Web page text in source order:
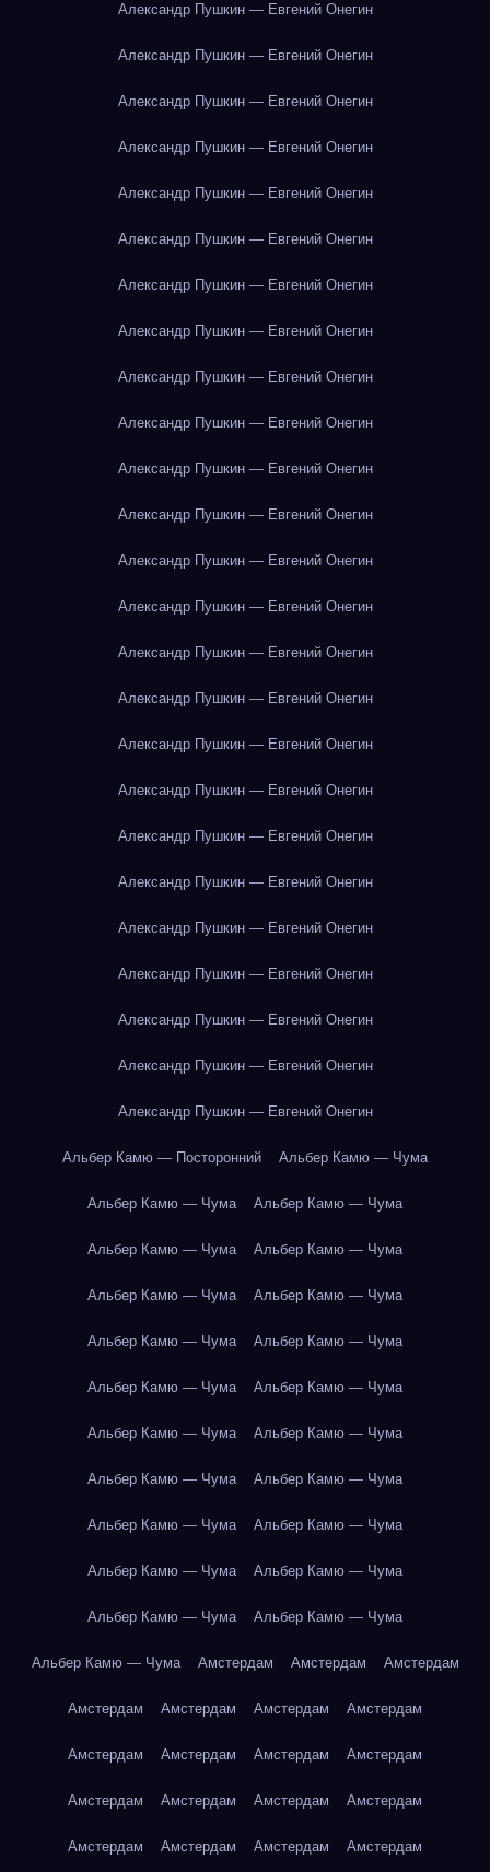
Александр Пушкин — Евгений Онегин
Александр Пушкин — Евгений Онегин
Александр Пушкин — Евгений Онегин
Александр Пушкин — Евгений Онегин
Александр Пушкин — Евгений Онегин
Александр Пушкин — Евгений Онегин
Александр Пушкин — Евгений Онегин
Александр Пушкин — Евгений Онегин
Александр Пушкин — Евгений Онегин
Александр Пушкин — Евгений Онегин
Александр Пушкин — Евгений Онегин
Александр Пушкин — Евгений Онегин
Александр Пушкин — Евгений Онегин
Александр Пушкин — Евгений Онегин
Александр Пушкин — Евгений Онегин
Александр Пушкин — Евгений Онегин
Александр Пушкин — Евгений Онегин
Александр Пушкин — Евгений Онегин
Александр Пушкин — Евгений Онегин
Александр Пушкин — Евгений Онегин
Александр Пушкин — Евгений Онегин
Александр Пушкин — Евгений Онегин
Александр Пушкин — Евгений Онегин
Александр Пушкин — Евгений Онегин
Александр Пушкин — Евгений Онегин
Альбер Камю — Посторонний Альбер Камю — Чума
Альбер Камю — Чума Альбер Камю — Чума
Альбер Камю — Чума Альбер Камю — Чума
Альбер Камю — Чума Альбер Камю — Чума
Альбер Камю — Чума Альбер Камю — Чума
Альбер Камю — Чума Альбер Камю — Чума
Альбер Камю — Чума Альбер Камю — Чума
Альбер Камю — Чума Альбер Камю — Чума
Альбер Камю — Чума Альбер Камю — Чума
Альбер Камю — Чума Альбер Камю — Чума
Альбер Камю — Чума Альбер Камю — Чума
Альбер Камю — Чума Амстердам Амстердам Амстердам
Амстердам Амстердам Амстердам Амстердам
Амстердам Амстердам Амстердам Амстердам
Амстердам Амстердам Амстердам Амстердам
Амстердам Амстердам Амстердам Амстердам